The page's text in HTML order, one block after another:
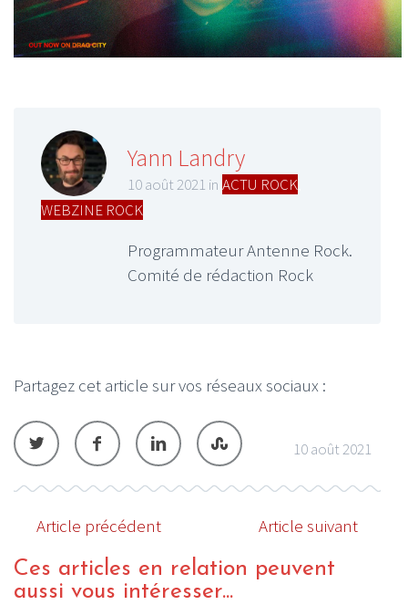
Yann Landry
10 août 2021 in ACTU ROCK
WEBZINE ROCK
Programmateur Antenne Rock.
Comité de rédaction Rock
Partagez cet article sur vos réseaux sociaux :
10 août 2021
Article précédent Article suivant
Ces articles en relation peuvent
aussi vous intéresser...